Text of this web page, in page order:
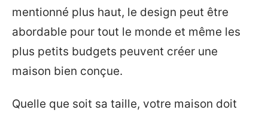
mentionné plus haut, le design peut être
abordable pour tout le monde et même les
plus petits budgets peuvent créer une
maison bien conçue.
Quelle que soit sa taille, votre maison doit